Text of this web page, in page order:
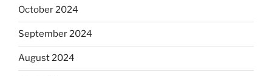
October 2024
September 2024
August 2024